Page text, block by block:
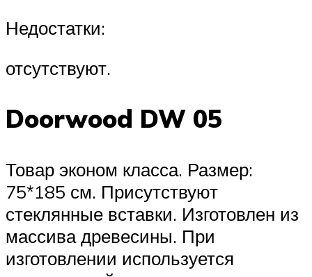
Недостатки:
отсутствуют.
Doorwood DW 05
Товар эконом класса. Размер:
75*185 см. Присутствуют
стеклянные вставки. Изготовлен из
массива древесины. При
изготовлении используется